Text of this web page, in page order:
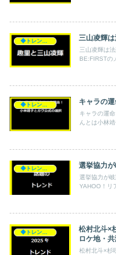
三山凌輝
三山凌輝は
BE:FIRSTの
キャラの
キャラの運
んとは小林
◆トレンド◆ 選挙協力
選挙協力が
YAHOO！リ
◆トレンド◆
松村北斗×
ロケ地・
松村北斗×杉